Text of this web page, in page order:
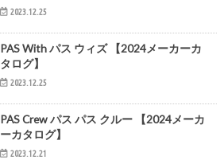
2023.12.25
PAS With パス ウィズ 【2024メーカーカ
タログ】
2023.12.25
PAS Crew パス パス クルー 【2024メーカ
ーカタログ】
2023.12.21